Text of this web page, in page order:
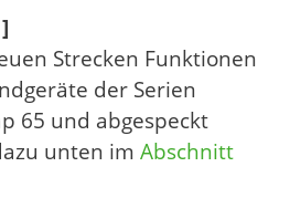
Strecken Funktionen
der Serien
65 und abgespeckt
unten im Abschnitt